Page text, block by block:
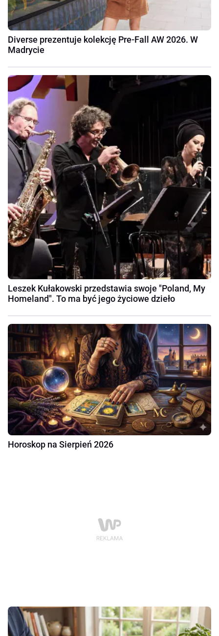
Diverse prezentuje kolekcję Pre-Fall AW 2026. W
Madrycie
Leszek Kułakowski przedstawia swoje "Poland, My
Homeland". To ma być jego życiowe dzieło
Horoskop na Sierpień 2026